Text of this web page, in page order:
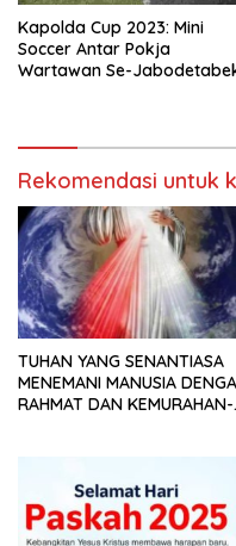
Kapolda Cup 2023: Mini
Soccer Antar Pokja
Wartawan Se-
Rekomendasi untuk
TUHAN YANG SENANTIASA
MENEMANI MANUSIA
RAHMAT DAN KEMURAHAN-